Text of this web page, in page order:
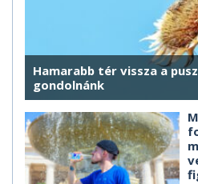
Hamarabb tér vissza a
gondolnánk